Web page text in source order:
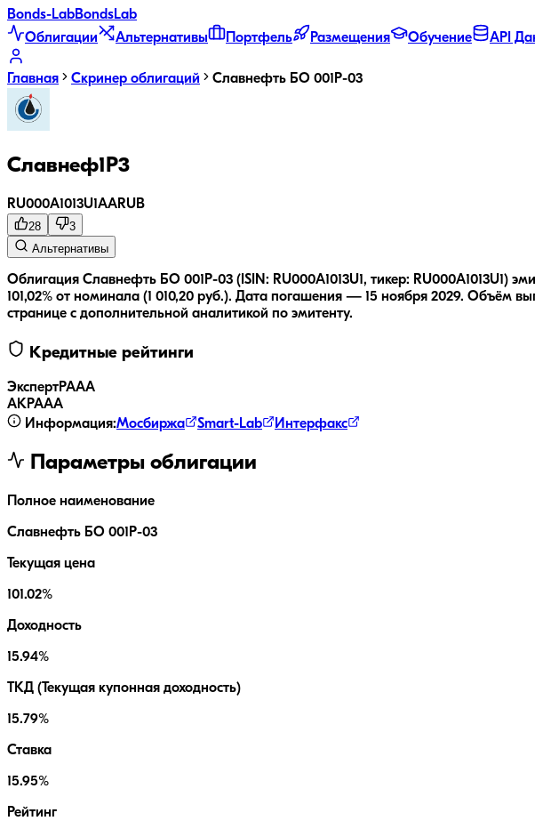
Bonds-LabBondsLab
Облигации
Альтернативы Портфель Размещения Обучение API
Главная Скринер облигаций Славнефть БО 001Р-03
Славнеф1Р3
RU000A1013U1AARUB
28
3
Альтернативы
Облигация Славнефть БО 001Р-03 (ISIN: RU000A1013U1, тикер: RU000A1013U1)
101,02% от номинала (1 010,20 руб.). Дата погашения — 15 ноября 2029. Объём
странице с дополнительной аналитикой по эмитенту.
Кредитные рейтинги
ЭкспертРАAA
АКРАAA
Информация:Мосбиржа Smart-Lab Интерфакс
Параметры облигации
Полное наименование
Славнефть БО 001Р-03
Текущая цена
101.02%
Доходность
15.94%
ТКД (Текущая купонная доходность)
15.79%
Ставка
15.95%
Рейтинг